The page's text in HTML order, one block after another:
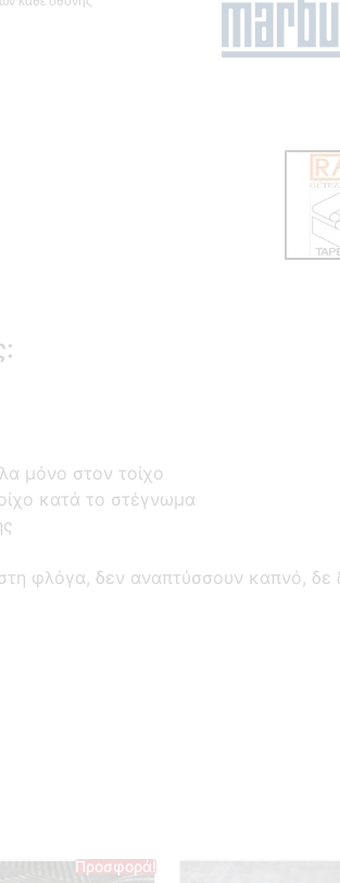
μόνο στον τοίχο
κατά το στέγνωμα
φλόγα, δεν αναπτύσσουν καπνό, δε
Προσφορά!